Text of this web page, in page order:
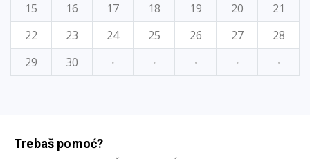
15
16 17 18 19 20
21
22
23 24 25 26 27
28
29
30 · · · · ·
Trebaš pomoć?